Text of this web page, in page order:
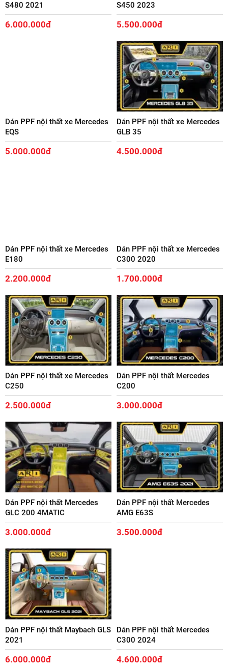
S480 2021
6.000.000đ
S450 2023
5.500.000đ
Dán PPF nội thất xe Mercedes
EQS
5.000.000đ
Dán PPF nội thất xe Mercedes
GLB 35
4.500.000đ
Dán PPF nội thất xe Mercedes
E180
2.200.000đ
Dán PPF nội thất xe Mercedes
C300 2020
1.700.000đ
Dán PPF nội thất xe Mercedes
C250
2.500.000đ
Dán PPF nội thất Mercedes
C200
3.000.000đ
Dán PPF nội thất Mercedes
GLC 200 4MATIC
3.000.000đ
Dán PPF nội thất Mercedes
AMG E63S
3.500.000đ
Dán PPF nội thất Maybach GLS
2021
6.000.000đ
Dán PPF nội thất Mercedes
C300 2024
4.600.000đ